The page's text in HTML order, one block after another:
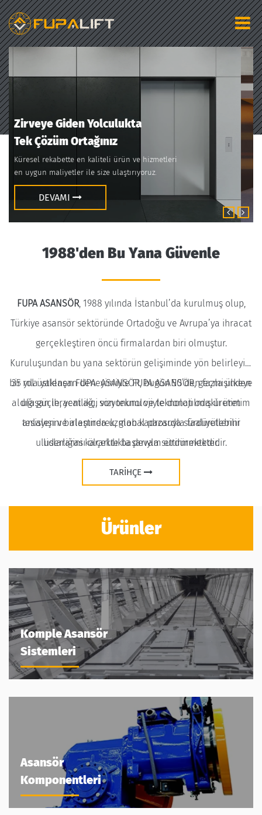
Değişen Teknolojinin
Değişmeyen Adresi
Çağa ayak uyduran dinamik kadromuz ve son teknoloji üretim
parkurumuz ile asansör ihtiyaçlarınıza çözüm sunuyoruz.
DEVAMI
1988'den Bu Yana Güvenle
FUPA ASANSÖR, 1988 yılında İstanbul’da kurulmuş olup,
Türkiye asansör sektöründe Ortadoğu ve Avrupa’ya ihracat
gerçekleştiren öncü firmalardan biri olmuştur.
Kuruluşundan bu yana sektörün gelişiminde yön belirleyici
bir rol üstlenen FUPA ASANSÖR, bugün 50’den fazla ülkeye
ulaşan ihracat ağı, son teknolojiyle donatılmış üretim
tesisleri ve alanında uzman kadrosuyla faaliyetlerini
uluslararası ölçekte başarıyla sürdürmektedir.
35 yıla yaklaşan deneyimiyle FUPA ASANSÖR, geçmişinden
aldığı güçle, yenilikçi vizyonunu ve teknoloji odaklı üretim
anlayışını birleştirerek, global pazarda sürdürülebilir
liderliğini kararlılıkla devam ettirmektedir.
TARIHÇE
Ürünler
Komple Asansör
Sistemleri
Asansör
Komponentleri